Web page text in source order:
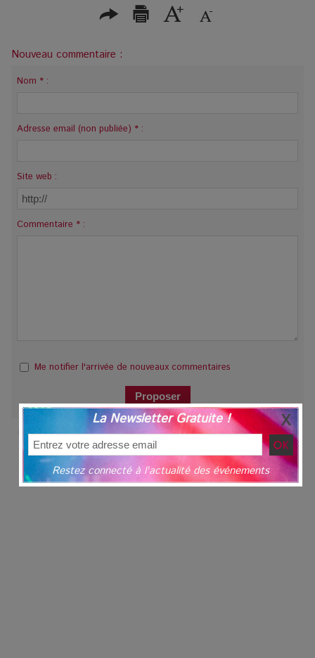
Nouveau commentaire :
Nom * :
Adresse email (non publiée) * :
Site web :
Commentaire * :
Me notifier l'arrivée de nouveaux commentaires
Festival Danse Théâtre Cinéma | Conférence
Littérature
La Newsletter Gratuite !
Restez connecté à l'actualité des événements